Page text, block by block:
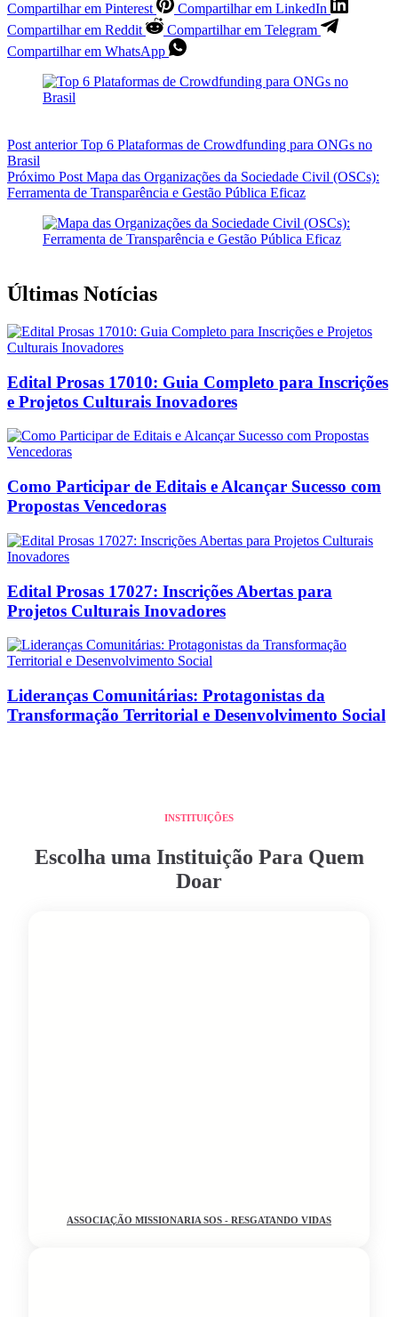
Compartilhar em Pinterest
Compartilhar em LinkedIn
Compartilhar em Reddit
Compartilhar em Telegram
Compartilhar em WhatsApp
Post anteriorTop 6 Plataformas de Crowdfunding para ONGs no
Brasil
Próximo Post Mapa das Organizações da Sociedade Civil (OSCs):
Ferramenta de Transparência e Gestão Pública Eficaz
Últimas Notícias
Edital Prosas 17010: Guia Completo para Inscrições
e Projetos Culturais Inovadores
Como Participar de Editais e Alcançar Sucesso com
Propostas Vencedoras
Edital Prosas 17027: Inscrições Abertas para
Projetos Culturais Inovadores
Lideranças Comunitárias: Protagonistas da
Transformação Territorial e Desenvolvimento Social
INSTITUIÇÕES
Escolha uma Instituição Para Quem
Doar
ASSOCIAÇÃO MISSIONARIA SOS - RESGATANDO VIDAS